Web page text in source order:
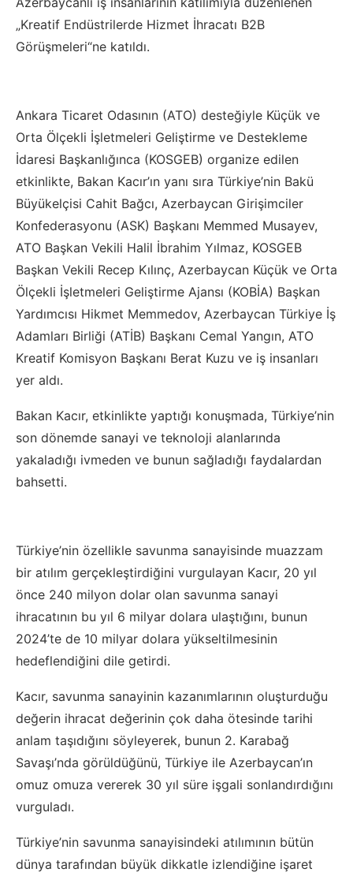
„Kreatif Endüstrilerde Hizmet İhracatı B2B
Görüşmeleri“ne katıldı.
Ankara Ticaret Odasının (ATO) desteğiyle Küçük ve
Orta Ölçekli İşletmeleri Geliştirme ve Destekleme
İdaresi Başkanlığınca (KOSGEB) organize edilen
etkinlikte, Bakan Kacır’ın yanı sıra Türkiye’nin Bakü
Büyükelçisi Cahit Bağcı, Azerbaycan Girişimciler
Konfederasyonu (ASK) Başkanı Memmed Musayev,
ATO Başkan Vekili Halil İbrahim Yılmaz, KOSGEB
Başkan Vekili Recep Kılınç, Azerbaycan Küçük ve Orta
Ölçekli İşletmeleri Geliştirme Ajansı (KOBİA) Başkan
Yardımcısı Hikmet Memmedov, Azerbaycan Türkiye İş
Adamları Birliği (ATİB) Başkanı Cemal Yangın, ATO
Kreatif Komisyon Başkanı Berat Kuzu ve iş insanları
yer aldı.
Bakan Kacır, etkinlikte yaptığı konuşmada, Türkiye’nin
son dönemde sanayi ve teknoloji alanlarında
yakaladığı ivmeden ve bunun sağladığı faydalardan
bahsetti.
Türkiye’nin özellikle savunma sanayisinde muazzam
bir atılım gerçekleştirdiğini vurgulayan Kacır, 20 yıl
önce 240 milyon dolar olan savunma sanayi
ihracatının bu yıl 6 milyar dolara ulaştığını, bunun
2024’te de 10 milyar dolara yükseltilmesinin
hedeflendiğini dile getirdi.
Kacır, savunma sanayinin kazanımlarının oluşturduğu
değerin ihracat değerinin çok daha ötesinde tarihi
anlam taşıdığını söyleyerek, bunun 2. Karabağ
Savaşı’nda görüldüğünü, Türkiye ile Azerbaycan’ın
omuz omuza vererek 30 yıl süre işgali sonlandırdığını
vurguladı.
Türkiye’nin savunma sanayisindeki atılımının bütün
dünya tarafından büyük dikkatle izlendiğine işaret